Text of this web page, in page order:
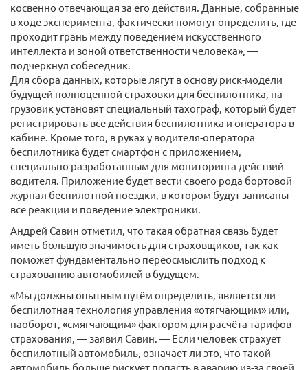
косвенно отвечающая за его действия. Данные, собранные
в ходе эксперимента, фактически помогут определить, где
проходит грань между поведением искусственного
интеллекта и зоной ответственности человека», —
подчеркнул собеседник.
Для сбора данных, которые лягут в основу риск-модели
будущей полноценной страховки для беспилотника, на
грузовик установят специальный тахограф, который будет
регистрировать все действия беспилотника и оператора в
кабине. Кроме того, в руках у водителя-оператора
беспилотника будет смартфон с приложением,
специально разработанным для мониторинга действий
водителя. Приложение будет вести своего рода бортовой
журнал беспилотной поездки, в котором будут записаны
все реакции и поведение электроники.
Андрей Савин отметил, что такая обратная связь будет
иметь большую значимость для страховщиков, так как
поможет фундаментально переосмыслить подход к
страхованию автомобилей в будущем.
«Мы должны опытным путём определить, является ли
беспилотная технология управления «отягчающим» или,
наоборот, «смягчающим» фактором для расчёта тарифов
страхования, — заявил Савин. — Если человек страхует
беспилотный автомобиль, означает ли это, что такой
автомобиль больше рискует попасть в аварию из-за своей